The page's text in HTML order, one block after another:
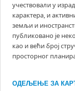
учествовали у
карактера, и
земљи и
публиковано је
као и већи број
просторног
ОДЕЉЕЊЕ ЗА